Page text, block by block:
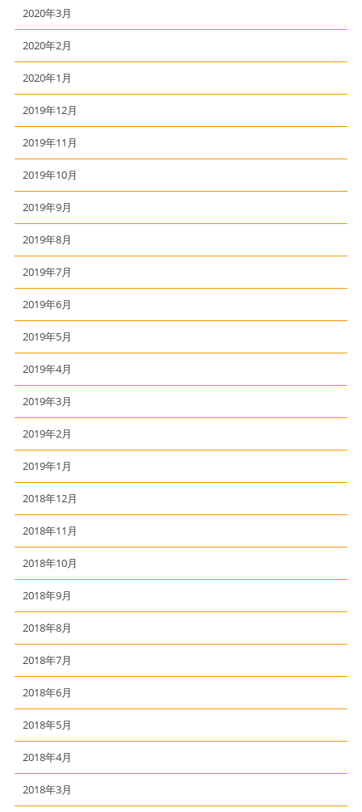
2020年3月
2020年2月
2020年1月
2019年12月
2019年11月
2019年10月
2019年9月
2019年8月
2019年7月
2019年6月
2019年5月
2019年4月
2019年3月
2019年2月
2019年1月
2018年12月
2018年11月
2018年10月
2018年9月
2018年8月
2018年7月
2018年6月
2018年5月
2018年4月
2018年3月